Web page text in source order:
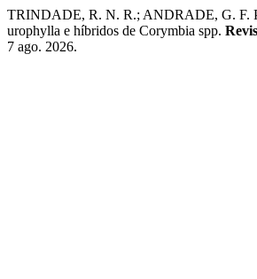
TRINDADE, R. N. R.; ANDRADE, G. F.
urophylla e híbridos de Corymbia spp.
7 ago. 2026.